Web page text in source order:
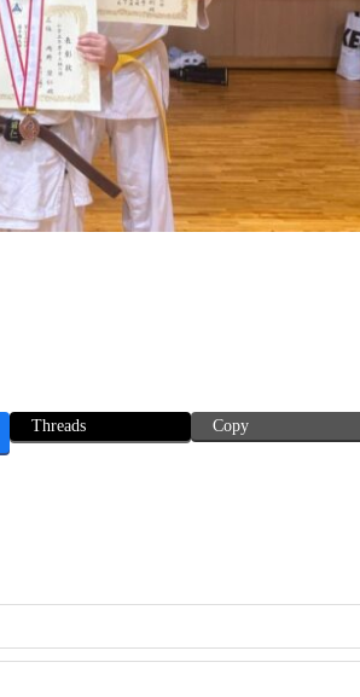
Threads Copy